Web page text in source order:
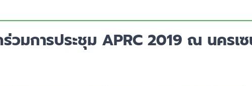
วมการประชุม APRC 2019 ณ นครเ